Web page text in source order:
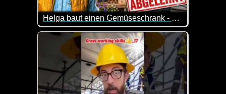
Helga baut einen Gemüseschrank - und das Amt dreht durch!
Helga hat eine eigentlich wunderschöne Idee: Ein
Doch dann kommt das Amt. Und plötzlich geht
Eine harmlose Dorfidee trifft auf deutsche